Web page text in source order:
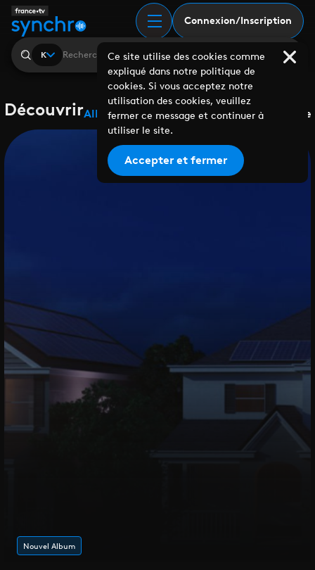
Connexion/Inscription
K
DécouvrirAlbumsPlaylistsCollaborationsLabels Genre
Playlist de l'été
Ce site utilise des cookies comme
expliqué dans notre politique de
cookies. Si vous acceptez notre
utilisation des cookies, veuillez
fermer ce message et continuer à
utiliser le site.
Accepter et fermer